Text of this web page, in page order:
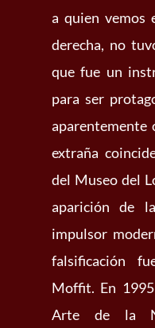
a quien vemos
derecha, no
que fue un
para ser
aparentemente
extraña
del Museo del
aparición de
impulsor
falsificación
Moffit. En
Arte de la